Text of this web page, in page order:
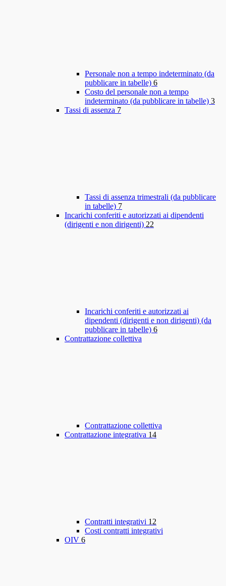
Personale non a tempo indeterminato (da
pubblicare in tabelle) 6
Costo del personale non a tempo
indeterminato (da pubblicare in tabelle) 3
Tassi di assenza 7
Tassi di assenza trimestrali (da pubblicare
in tabelle) 7
Incarichi conferiti e autorizzati ai dipendenti
(dirigenti e non dirigenti) 22
Incarichi conferiti e autorizzati ai
dipendenti (dirigenti e non dirigenti) (da
pubblicare in tabelle) 6
Contrattazione collettiva
Contrattazione collettiva
Contrattazione integrativa 14
Contratti integrativi 12
Costi contratti integrativi
OIV 6